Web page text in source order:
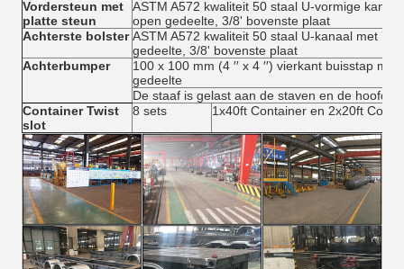
Vordersteun met
platte steun
ASTM A572 kwaliteit 50 staal U-vormige
open gedeelte, 3/8' bovenste plaat
Achterste bolster ASTM A572 kwaliteit 50 staal U-kanaal met 7'
gedeelte, 3/8' bovenste plaat
Achterbumper
100 x 100 mm (4 ′′ x 4 ′′) vierkant buisstap met
gedeelte
De staaf is gelast aan de staven en de
Container Twist
slot
8 sets 1x40ft Container en 2x20ft